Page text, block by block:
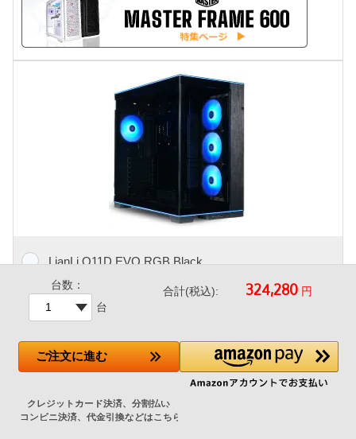
LianLi O11D EVO RGB Black
+27,400円
人気のピラーレスケース、ケース上下にL字形のRGBストリッ
メーカー標準ではケースファンが付属しないため、エアフロー
を考慮して当店でファンを追加した特別仕様モデルです。
120mm アドレサブルRGBファン 4基(フロント 3基 リア 1基)
台数：
台
合計(税込): 円
ご注文に進む